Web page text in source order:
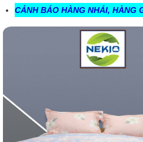
CẢNH BÁO HÀNG NHÁI, HÀNG